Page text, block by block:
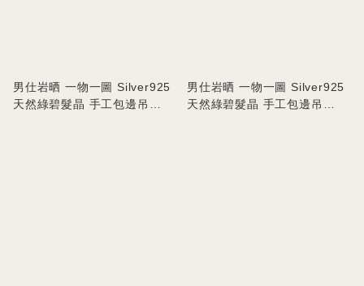
男仕岩晒 一物一圖 Silver925
天然綠碧髮晶 手工包邊吊
男仕岩晒 一物一圖 Silver925
天然綠碧髮晶 手工包邊吊